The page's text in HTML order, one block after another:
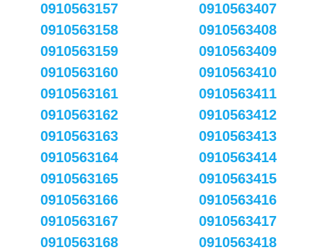
0910563157
0910563158
0910563159
0910563160
0910563161
0910563162
0910563163
0910563164
0910563165
0910563166
0910563167
0910563168
0910563407
0910563408
0910563409
0910563410
0910563411
0910563412
0910563413
0910563414
0910563415
0910563416
0910563417
0910563418